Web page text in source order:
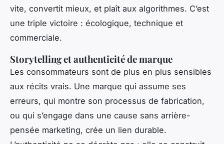
vite, convertit mieux, et plaît aux algorithmes. C’est
une triple victoire : écologique, technique et
commerciale.
Storytelling et authenticité de marque
Les consommateurs sont de plus en plus sensibles
aux récits vrais. Une marque qui assume ses
erreurs, qui montre son processus de fabrication,
ou qui s’engage dans une cause sans arrière-
pensée marketing, crée un lien durable.